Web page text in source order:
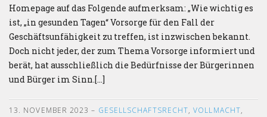
Homepage auf das Folgende aufmerksam: „Wie wichtig es
ist, „in gesunden Tagen“ Vorsorge für den Fall der
Geschäftsunfähigkeit zu treffen, ist inzwischen bekannt.
Doch nicht jeder, der zum Thema Vorsorge informiert und
berät, hat ausschließlich die Bedürfnisse der Bürgerinnen
und Bürger im Sinn.[…]
13. NOVEMBER 2023 – GESELLSCHAFTSRECHT,VOLLMACHT,